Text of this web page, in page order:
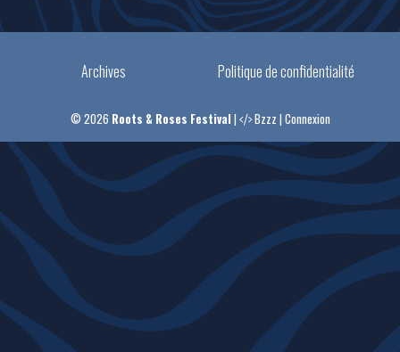
Archives Politique de confidentialité
© 2026 Roots & Roses Festival | Bzzz | Connexion